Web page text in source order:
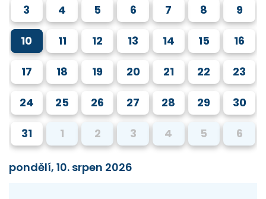
3 4 5 6 7 8 9
10 11 12 13 14 15 16
17 18 19 20 21 22 23
24 25 26 27 28 29 30
31 1 2 3 4 5 6
pondělí, 10. srpen 2026